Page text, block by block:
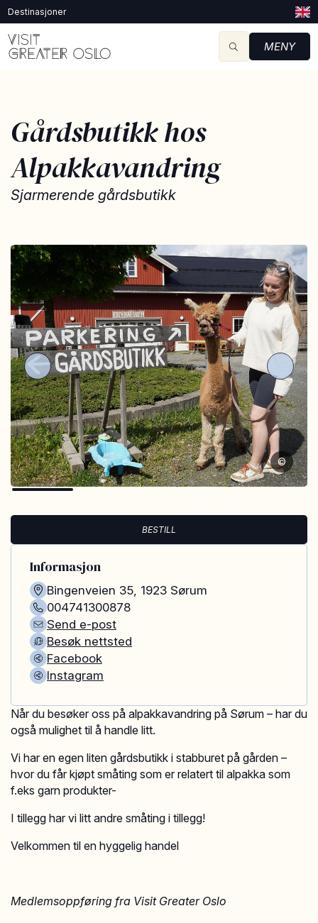
Destinasjoner
MENY
Gårdsbutikk hos
Alpakkavandring
Sjarmerende gårdsbutikk
©
Når du besøker oss på alpakkavandring på Sørum – har du
også mulighet til å handle litt.
Vi har en egen liten gårdsbutikk i stabburet på gården –
hvor du får kjøpt småting som er relatert til alpakka som
f.eks garn produkter-
I tillegg har vi litt andre småting i tillegg!
Velkommen til en hyggelig handel
Medlemsoppføring fra Visit Greater Oslo
BESTILL
Informasjon
Bingenveien 35, 1923 Sørum
004741300878
Send e-post
Besøk nettsted
Facebook
Instagram